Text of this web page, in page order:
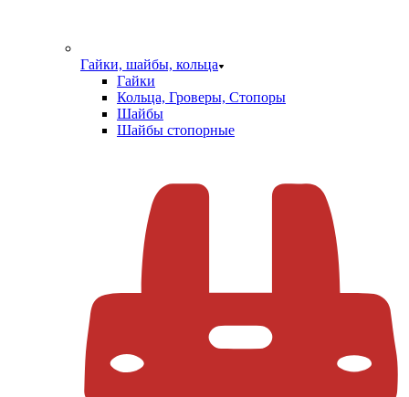
Гайки, шайбы, кольца
Гайки
Кольца, Гроверы, Стопоры
Шайбы
Шайбы стопорные